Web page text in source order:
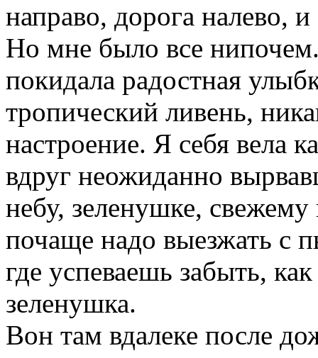
направо, дорога налево,
Но мне было все
покидала радостная
тропический ливень,
настроение. Я себя вела
вдруг неожиданно
небу, зеленушке,
почаще надо выезжать с
где успеваешь забыть,
зеленушка.
Вон там вдалеке после